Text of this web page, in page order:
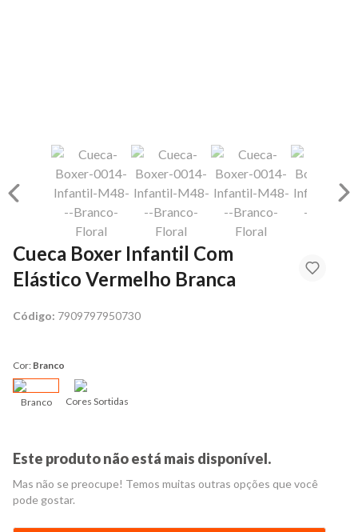
Cueca Boxer Infantil Com
Elástico Vermelho Branca
Código: 7909797950730
Cor: Branco
Branco Cores Sortidas
Este produto não está mais disponível.
Mas não se preocupe! Temos muitas outras opções que você
pode gostar.